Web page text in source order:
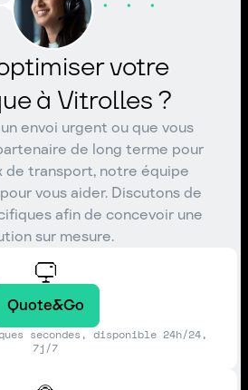
votre
à Vitrolles ?
envoi urgent ou que vous
de long terme pour
de transport, notre équipe
vous aider. Discutons de
afin de concevoir une
sur mesure.
Quote&Go
secondes, disponible 24h/24,
7j/7